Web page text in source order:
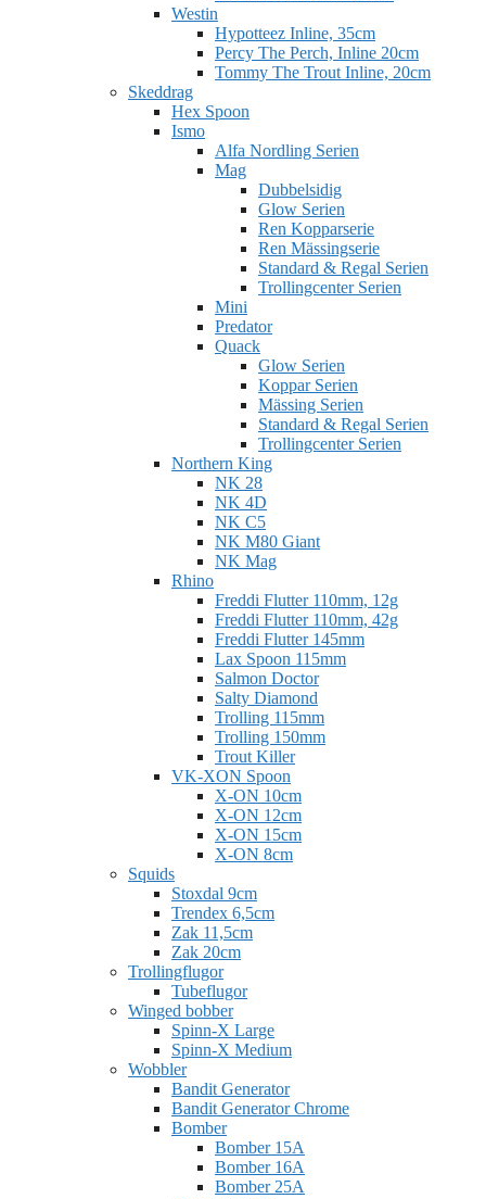
Westin
Hypotteez Inline, 35cm
Percy The Perch, Inline 20cm
Tommy The Trout Inline, 20cm
Skeddrag
Hex Spoon
Ismo
Alfa Nordling Serien
Mag
Dubbelsidig
Glow Serien
Ren Kopparserie
Ren Mässingserie
Standard & Regal Serien
Trollingcenter Serien
Mini
Predator
Quack
Glow Serien
Koppar Serien
Mässing Serien
Standard & Regal Serien
Trollingcenter Serien
Northern King
NK 28
NK 4D
NK C5
NK M80 Giant
NK Mag
Rhino
Freddi Flutter 110mm, 12g
Freddi Flutter 110mm, 42g
Freddi Flutter 145mm
Lax Spoon 115mm
Salmon Doctor
Salty Diamond
Trolling 115mm
Trolling 150mm
Trout Killer
VK-XON Spoon
X-ON 10cm
X-ON 12cm
X-ON 15cm
X-ON 8cm
Squids
Stoxdal 9cm
Trendex 6,5cm
Zak 11,5cm
Zak 20cm
Trollingflugor
Tubeflugor
Winged bobber
Spinn-X Large
Spinn-X Medium
Wobbler
Bandit Generator
Bandit Generator Chrome
Bomber
Bomber 15A
Bomber 16A
Bomber 25A